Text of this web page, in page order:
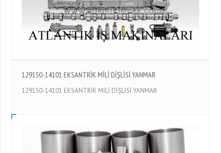
129150-14101 EKSANTRİK MİLİ DİŞLİSİ YANMAR
129150-14101 EKSANTRİK MİLİ DİŞLİSİ YANMAR